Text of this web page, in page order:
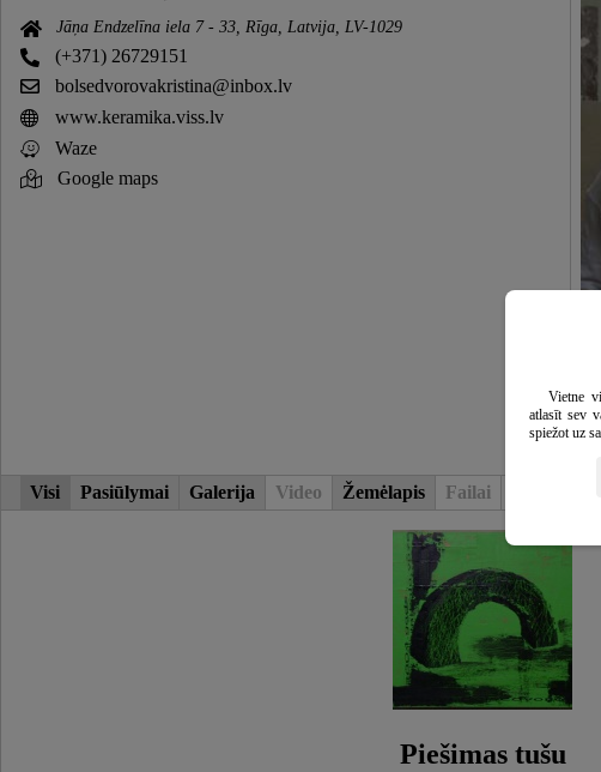
Jāņa Endzelīna iela 7 - 33, Rīga, Latvija, LV-1029
(+371) 26729151
bolsedvorovakristina@inbox.lv
www.keramika.viss.lv
Waze
Google maps
Visi Pasiūlymai Galerija Video Žemėlapis Failai
Piešimas tušu
Vietne
atlasīt sev
spiežot uz